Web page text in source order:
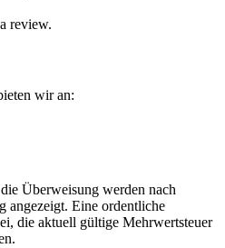
review.
wir an:
Überweisung werden nach
angezeigt. Eine ordentliche
die aktuell gültige Mehrwertsteuer